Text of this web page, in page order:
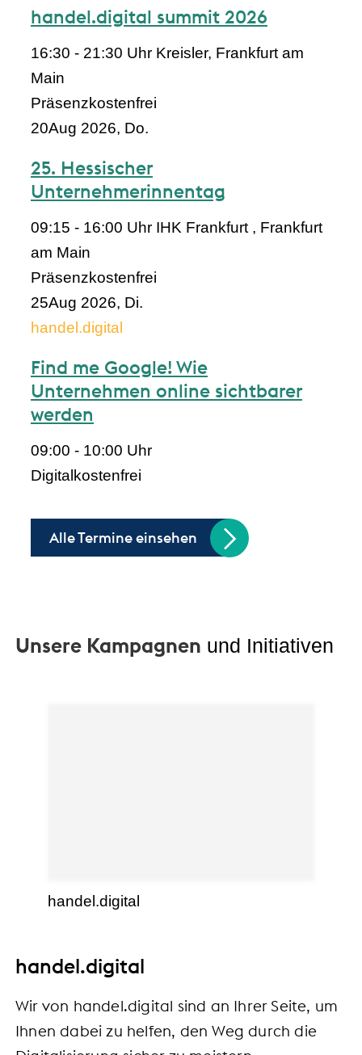
handel.digital summit 2026
16:30 - 21:30 Uhr Kreisler, Frankfurt am
Main
Präsenzkostenfrei
20Aug 2026, Do.
25. Hessischer
Unternehmerinnentag
09:15 - 16:00 Uhr IHK Frankfurt , Frankfurt
am Main
Präsenzkostenfrei
25Aug 2026, Di.
handel.digital
Find me Google! Wie
Unternehmen online sichtbarer
werden
09:00 - 10:00 Uhr
Digital kostenfrei
Alle Termine einsehen
Unsere Kampagnen und Initiativen
handel.digital
handel.digital
Wir von handel.digital sind an Ihrer Seite, um
Ihnen dabei zu helfen, den Weg durch die